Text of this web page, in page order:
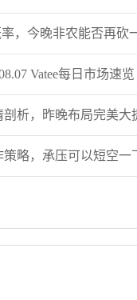
，今晚非农能否再砍
Vatee每日市场速览
析，昨晚布局完美大
略，承压可以短空一